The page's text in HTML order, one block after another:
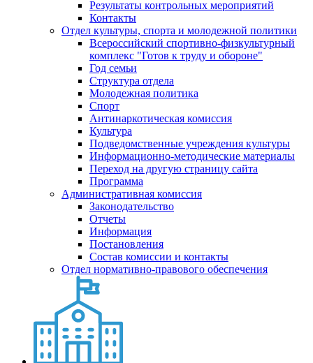
Результаты контрольных мероприятий
Контакты
Отдел культуры, спорта и молодежной политики
Всероссийский спортивно-физкультурный
комплекс "Готов к труду и обороне"
Год семьи
Структура отдела
Молодежная политика
Спорт
Антинаркотическая комиссия
Культура
Подведомственные учреждения культуры
Информационно-методические материалы
Переход на другую страницу сайта
Программа
Административная комиссия
Законодательство
Отчеты
Информация
Постановления
Состав комиссии и контакты
Отдел нормативно-правового обеспечения